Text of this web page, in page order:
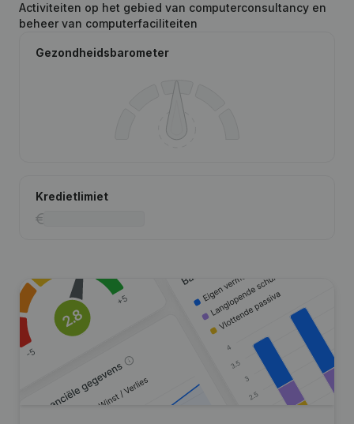
Activiteiten op het gebied van computerconsultancy en
beheer van computerfaciliteiten
Gezondheidsbarometer
Kredietlimiet